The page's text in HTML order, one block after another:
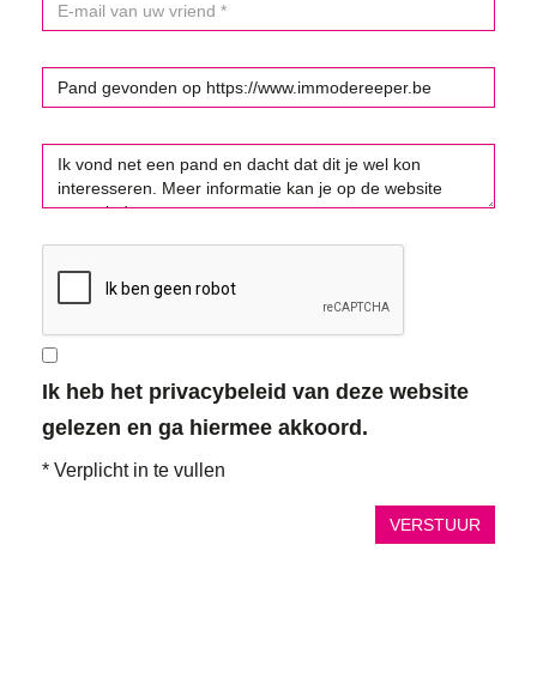
Ik heb het privacybeleid van deze website
gelezen en ga hiermee akkoord.
* Verplicht in te vullen